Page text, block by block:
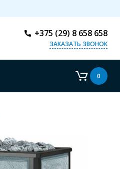
+375 (29) 8 658 658
ЗАКАЗАТЬ ЗВОНОК
0